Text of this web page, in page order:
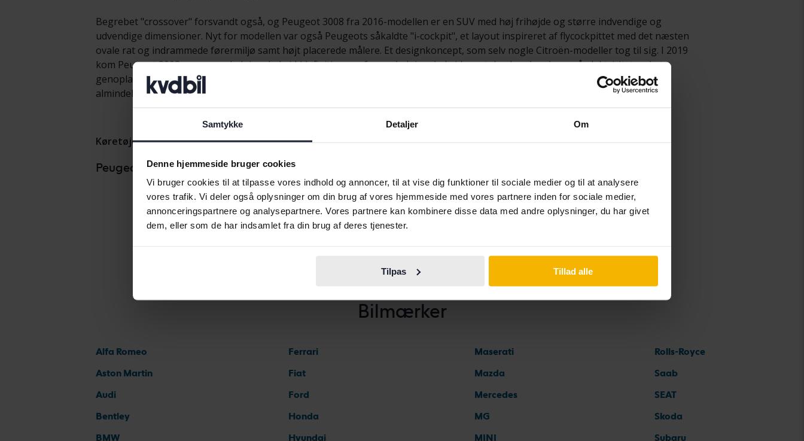
Samtykke Detaljer Om
Denne hjemmeside bruger cookies
Vi bruger cookies til at tilpasse vores indhold og annoncer, til at vise dig funktioner til sociale medier og til at analysere
vores trafik. Vi deler også oplysninger om din brug af vores hjemmeside med vores partnere inden for sociale medier,
annonceringspartnere og analysepartnere. Vores partnere kan kombinere disse data med andre oplysninger, du har givet
dem, eller som de har indsamlet fra din brug af deres tjenester.
Tilpas Tillad alle
Begrebet "crossover" forsvandt også, og Peugeot 3008 fra 2016-modellen er en SUV med høj frihøjde og større indvendige og
udvendige dimensioner. Nyt for modellen var også Peugeots såkaldte "i-cockpit", et layout inspireret af flycockpittet med det næsten
ovale rat og indrammede førermiljø samt højt placerede målere. Et designkoncept, som selv nogle Citroën-modeller tog til sig. I 2019
kom Peugeot 3008 som en opladningshybrid (definitionen af en opladningshybrid er, at den kun kan køre på elektricitet ved at
genoplade batteriet, samtidig med at den har en forbrændingsmotor med enten benzin eller diesel, hvoraf benzin er den mest
almindelige).
Køretøjer Peugeot 3008
Peugeotmodeller
Peugeot 2008
Peugeot 208
Peugeot 308
Peugeot 508
Bilmærker
Alfa Romeo
Aston Martin
Audi
Bentley
BMW
Ferrari
Fiat
Ford
Honda
Hyundai
Maserati
Mazda
Mercedes
MG
MINI
Rolls-Royce
Saab
SEAT
Skoda
Subaru